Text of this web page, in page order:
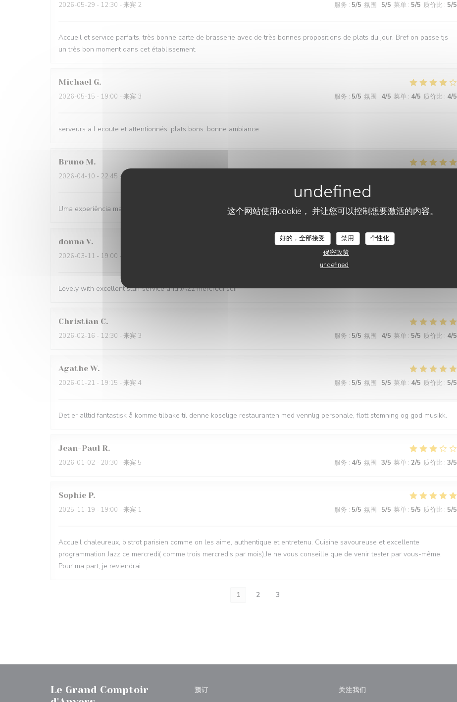
这个网站使用cookie， 并让您可以控制想要激活的内容。
好的，全部接受 禁用
个性化
保密政策
undefined
2026-05-29 - 12:30 - 来宾 2 服务 : 5/5 氛围 : 5/5 菜单 : 5/5 质价比 : 5/5
Accueil et service parfaits, très bonne carte de brasserie avec de très bonnes propositions de plats du jour. Bref on passe tjs
un très bon moment dans cet établissement.
Michael G
2026-05-15 - 19:00 - 来宾 3 服务 : 5/5 氛围 : 4/5 菜单 : 4/5 质价比 : 4/5
serveurs a l ecoute et attentionnés. plats bons. bonne ambiance
Bruno M
2026-04-10 - 22:45 - 来宾 2
Uma experiência maravilhosa! Um atendimento muito simpático e atencioso. A comida é deliciosa! A voltar com toda a certeza!
donna V
2026-03-11 - 19:00 - 来宾 4 服务:
Lovely with excellent staff service and JAZz mercredi soir
Christian C
2026-02-16 - 12:30 - 来宾 3 服务 : 5/5 氛围 : 4/5 菜单 : 5/5 质价比 : 4/5
Agathe W
2026-01-21 - 19:15 - 来宾 4 服务 : 5/5 氛围 : 5/5 菜单 : 4/5 质价比 : 5/5
Det er alltid fantastisk å komme tilbake til denne koselige restauranten med vennlig personale, flott stemning og god musikk.
Jean-Paul R
2026-01-02 - 20:30 - 来宾 5 服务 : 4/5 氛围 : 3/5 菜单 : 2/5 质价比 : 3/5
Sophie P
2025-11-19 - 19:00 - 来宾 1 服务 : 5/5 氛围 : 5/5 菜单 : 5/5 质价比 : 5/5
Accueil chaleureux, bistrot parisien comme on les aime, authentique et entretenu. Cuisine savoureuse et excellente
programmation Jazz ce mercredi( comme trois mercredis par mois).Je ne vous conseille que de venir tester par vous-même.
Pour ma part, je reviendrai.
1 2 3
Le Grand Comptoir
预订 关注我们